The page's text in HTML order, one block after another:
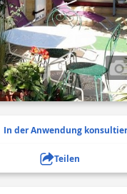
In der Anwendung
Teilen